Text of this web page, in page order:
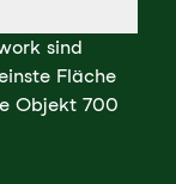
sind
Fläche
Objekt 700